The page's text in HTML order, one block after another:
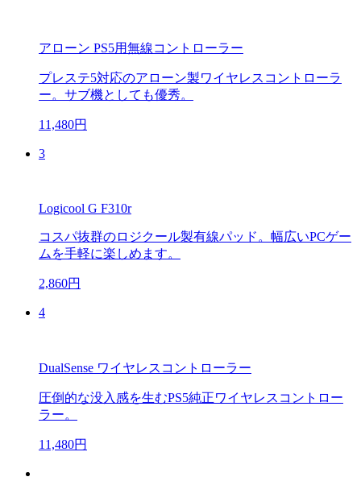
アローン PS5用無線コントローラー
プレステ5対応のアローン製ワイヤレスコントローラ
ー。サブ機としても優秀。
11,480円
3
Logicool G F310r
コスパ抜群のロジクール製有線パッド。幅広いPCゲー
ムを手軽に楽しめます。
2,860円
4
DualSense ワイヤレスコントローラー
圧倒的な没入感を生むPS5純正ワイヤレスコントロー
ラー。
11,480円